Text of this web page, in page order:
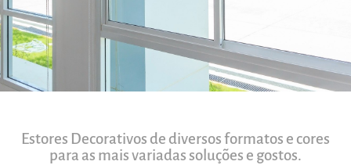
Estores Decorativos de diversos formatos e cores
para as mais variadas soluções e gostos.